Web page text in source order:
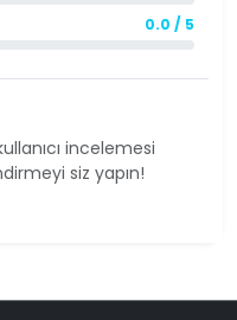
0.0 / 5
incelemesi
siz yapın!